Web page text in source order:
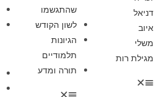
דניאל
איוב
משלי
מגילת רות
שהתגשמו
לשון הקודש
הגיונות
תלמודיים
תורה ומדע